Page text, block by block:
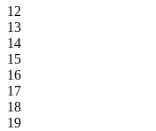
12
13
14
15
16
17
18
19